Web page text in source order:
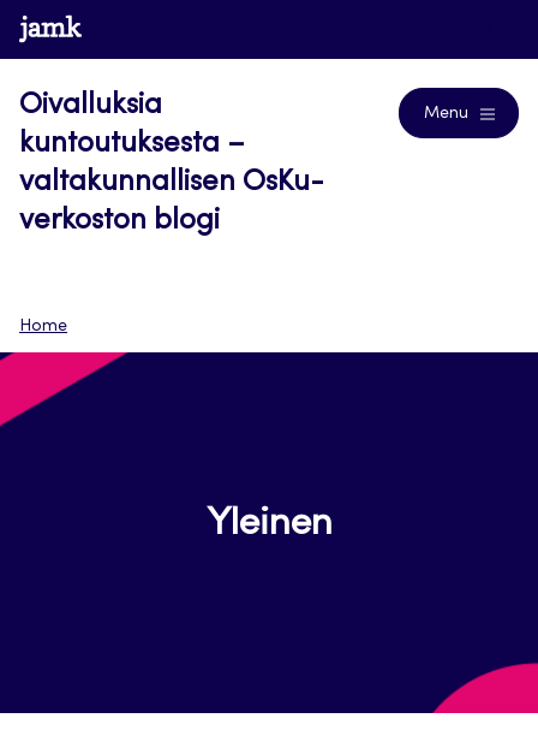
Siirry
suoraan
www.jamk.fi
Oivalluksia
kuntoutuksesta –
valtakunnallisen OsKu-
verkoston blogi
Menu
Home
Yleinen